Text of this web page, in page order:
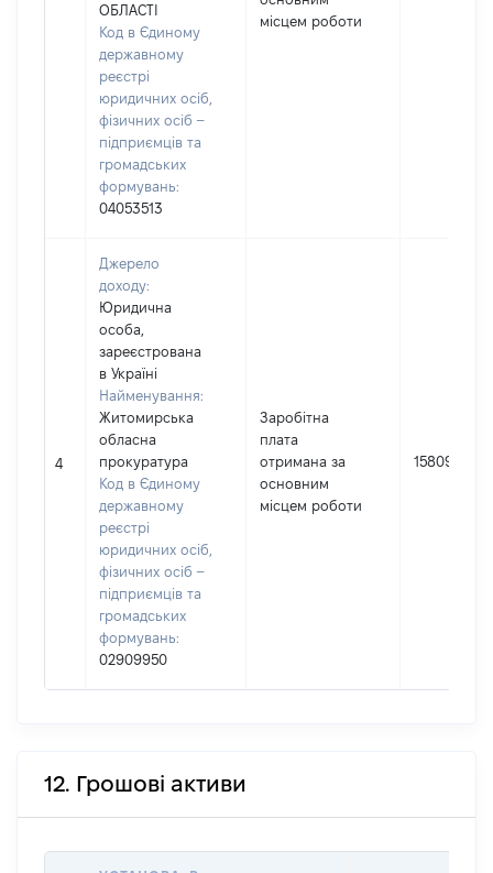
ОБЛАСТІ
Код в Єдиному
державному
реєстрі
юридичних осіб,
фізичних осіб –
підприємців та
громадських
формувань:
04053513
місцем роботи
4
Джерело
доходу:
Юридична
особа,
зареєстрована
в Україні
Найменування:
Житомирська
обласна
прокуратура
Код в Єдиному
державному
реєстрі
юридичних осіб,
фізичних осіб –
підприємців та
громадських
формувань:
02909950
Заробітна
плата
отримана за
основним
місцем роботи
158097
12. Грошові активи